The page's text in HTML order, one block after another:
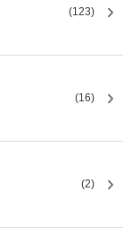
(123)
(16)
(2)